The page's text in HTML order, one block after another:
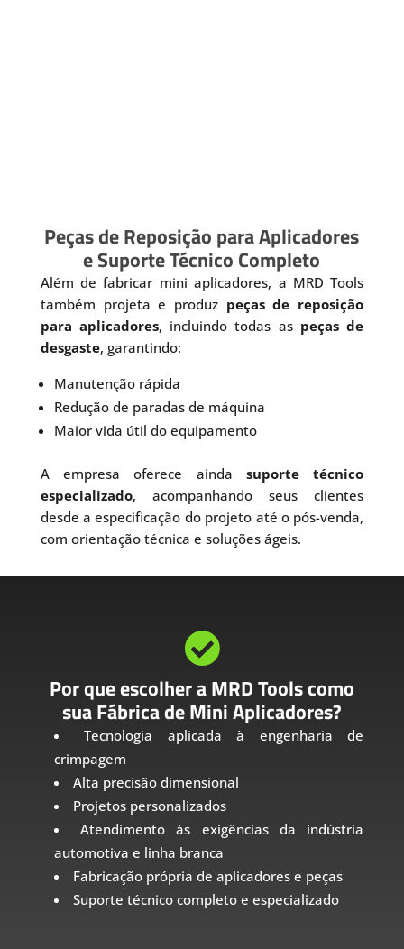
Peças de Reposição para Aplicadores
e Suporte Técnico Completo
Além de fabricar mini aplicadores, a MRD Tools
também projeta e produz peças de reposição
para aplicadores, incluindo todas as peças de
desgaste, garantindo:
Manutenção rápida
Redução de paradas de máquina
Maior vida útil do equipamento
A empresa oferece ainda suporte técnico
especializado, acompanhando seus clientes
desde a especificação do projeto até o pós-venda,
com orientação técnica e soluções ágeis.

Por que escolher a MRD Tools como
sua Fábrica de Mini Aplicadores?
Tecnologia aplicada à engenharia de
crimpagem
Alta precisão dimensional
Projetos personalizados
Atendimento às exigências da indústria
automotiva e linha branca
Fabricação própria de aplicadores e peças
Suporte técnico completo e especializado